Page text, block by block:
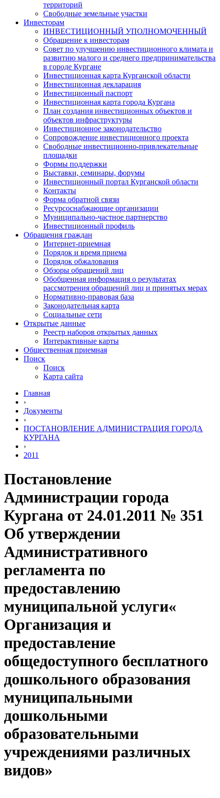
территорий
Свободные земельные участки
Инвесторам
ИНВЕСТИЦИОННЫЙ УПОЛНОМОЧЕННЫЙ
Обращение к инвесторам
Совет по улучшению инвестиционного климата и
развитию малого и среднего предпринимательства
в городе Кургане
Инвестиционная карта Курганской области
Инвестиционная декларация
Инвестиционный паспорт
Инвестиционная карта города Кургана
План создания инвестиционных объектов и
объектов инфраструктуры
Инвестиционное законодательство
Сопровождение инвестиционного проекта
Свободные инвестиционно-привлекательные
площадки
Формы поддержки
Выставки, семинары, форумы
Инвестиционный портал Курганской области
Контакты
Форма обратной связи
Ресурсоснабжающие организации
Муниципально-частное партнерство
Инвестиционный профиль
Обращения граждан
Интернет-приемная
Порядок и время приема
Порядок обжалования
Обзоры обращений лиц
Обобщенная информация о результатах
рассмотрения обращений лиц и принятых мерах
Нормативно-правовая база
Законодательная карта
Социальные сети
Открытые данные
Реестр наборов открытых данных
Интерактивные карты
Общественная приемная
Поиск
Поиск
Карта сайта
Главная
›
Документы
›
ПОСТАНОВЛЕНИЕ АДМИНИСТРАЦИЯ ГОРОДА
КУРГАНА
›
2011
Постановление
Администрации города
Кургана от 24.01.2011 № 351
Об утверждении
Административного
регламента по
предоставлению
муниципальной услуги«
Организация и
предоставление
общедоступного бесплатного
дошкольного образования
муниципальными
дошкольными
образовательными
учреждениями различных
видов»